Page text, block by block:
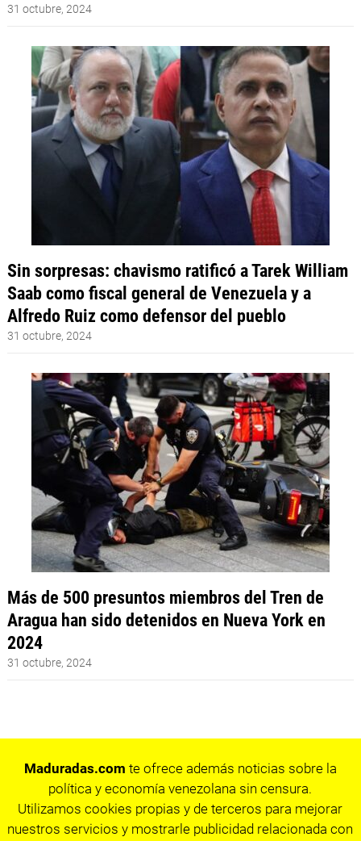
31 octubre, 2024
Sin sorpresas: chavismo ratificó a Tarek William
Saab como fiscal general de Venezuela y a
Alfredo Ruiz como defensor del pueblo
31 octubre, 2024
Más de 500 presuntos miembros del Tren de
Aragua han sido detenidos en Nueva York en
2024
31 octubre, 2024
Maduradas.com te ofrece además noticias sobre la
política y economía venezolana sin censura.
Utilizamos cookies propias y de terceros para mejorar
nuestros servicios y mostrarle publicidad relacionada con